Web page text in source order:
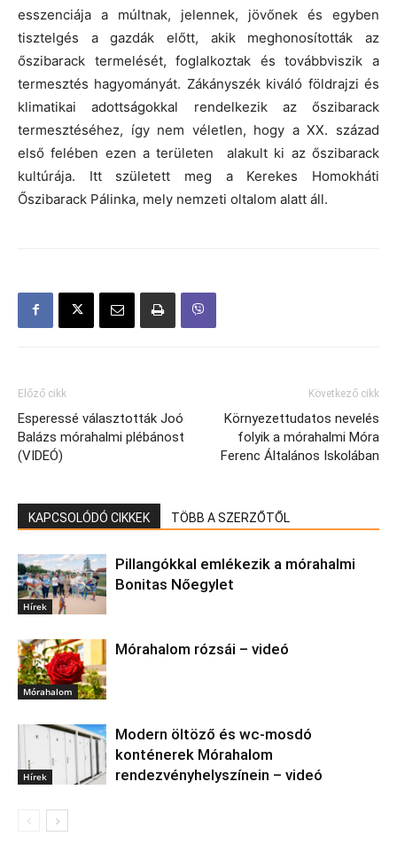
esszenciája a múltnak, jelennek, jövőnek és egyben
tisztelgés a gazdák előtt, akik meghonosították az
őszibarack termelését, foglalkoztak és továbbviszik a
termesztés hagyományát. Zákányszék kiváló földrajzi és
klimatikai adottságokkal rendelkezik az őszibarack
termesztéséhez, így nem véletlen, hogy a XX. század
első felében ezen a területen alakult ki az őszibarack
kultúrája. Itt született meg a Kerekes Homokháti
Őszibarack Pálinka, mely nemzeti oltalom alatt áll.
Előző cikk
Esperessé választották Joó
Balázs mórahalmi plébánost
(VIDEÓ)
Következő cikk
Környezettudatos nevelés
folyik a mórahalmi Móra
Ferenc Általános Iskolában
KAPCSOLÓDÓ CIKKEK TÖBB A SZERZŐTŐL
Hírek
Pillangókkal emlékezik a mórahalmi
Bonitas Nőegylet
Mórahalom
Mórahalom rózsái – videó
Hírek
Modern öltöző és wc-mosdó
konténerek Mórahalom
rendezvényhelyszínein – videó